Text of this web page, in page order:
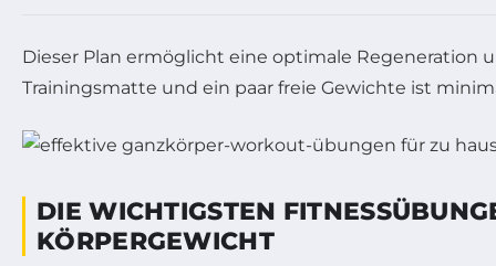
Dieser Plan ermöglicht eine optimale Regeneration
Trainingsmatte und ein paar freie Gewichte ist
DIE WICHTIGSTEN
KÖRPERGEWICHT